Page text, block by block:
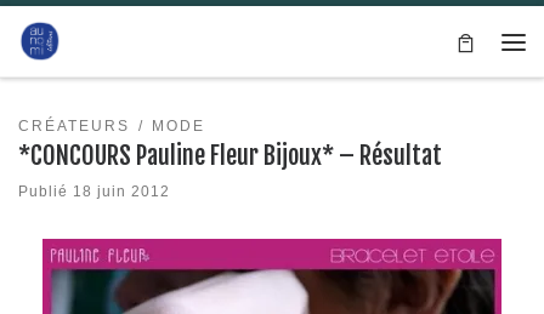
Passer au contenu
CRÉATEURS MODE
*CONCOURS Pauline Fleur Bijoux* – Résultat
Publié 18 juin 2012